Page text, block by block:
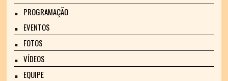
PROGRAMAÇÃO
EVENTOS
FOTOS
VÍDEOS
EQUIPE